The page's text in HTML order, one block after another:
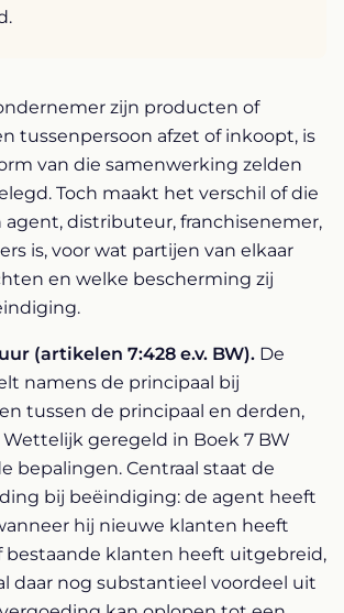
zijn producten of
tussenpersoon afzet of inkoopt, is
van die samenwerking zelden
Toch maakt het verschil of die
distributeur, franchisenemer,
is, voor wat partijen van elkaar
en welke bescherming zij
(artikelen 7:428 e.v. BW). De
namens de principaal bij
tussen de principaal en derden,
geregeld in Boek 7 BW
bepalingen. Centraal staat de
bij beëindiging: de agent heeft
hij nieuwe klanten heeft
bestaande klanten heeft uitgebreid,
daar nog substantieel voordeel uit